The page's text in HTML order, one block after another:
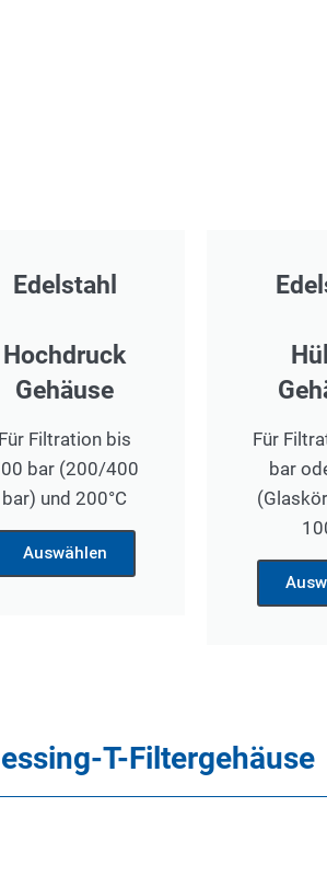
Edelstahl
Hochdruck
Gehäuse
Für Filtration bis
bar (200/400
bar) und 200°C
Auswählen
Für
bar
T-Filtergehäuse